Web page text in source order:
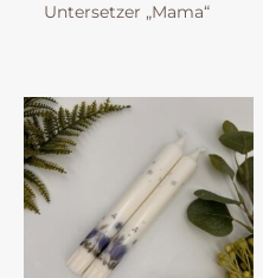
Untersetzer „Mama“